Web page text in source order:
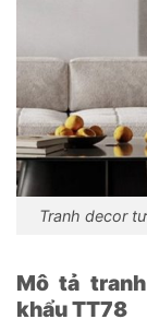
Tranh decor
Mô tả
khẩu TT78